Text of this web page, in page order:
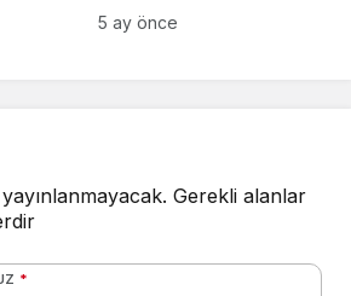
5 ay önce
Gerekli alanlar
*